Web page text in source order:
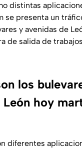
distintas
se presenta un
y avenidas de
de salida de
los
hoy
diferentes